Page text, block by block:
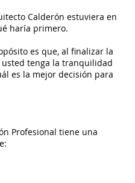
Calderón estuviera en
haría primero.
es que, al finalizar la
usted tenga la tranquilidad
es la mejor decisión para
Profesional tiene una